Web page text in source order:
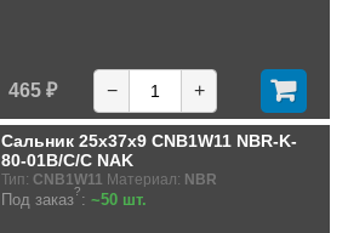
465 ₽ − +
Сальник 25x37x9 CNB1W11 NBR-K-
80-01B/C/C NAK
Тип: CNB1W11 Материал: NBR
Под заказ?: ~50 шт.